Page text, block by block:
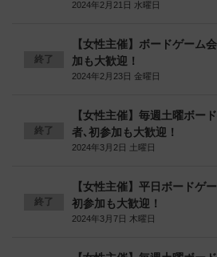
2024年2月21日 水曜日
終了
【女性主催】ボードゲーム
加も大歓迎！
2024年2月23日 金曜日
終了
【女性主催】毎週土曜ボー
者､初参加も大歓迎！
2024年3月2日 土曜日
終了
【女性主催】平日ボードゲ
初参加も大歓迎！
2024年3月7日 木曜日